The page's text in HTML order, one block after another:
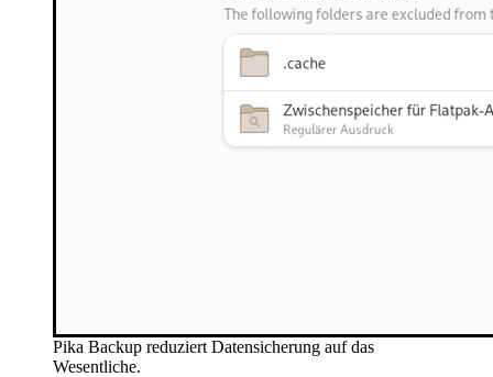
Pika Backup reduziert Datensicherung auf das
Wesentliche.